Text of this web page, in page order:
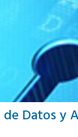
Datos y